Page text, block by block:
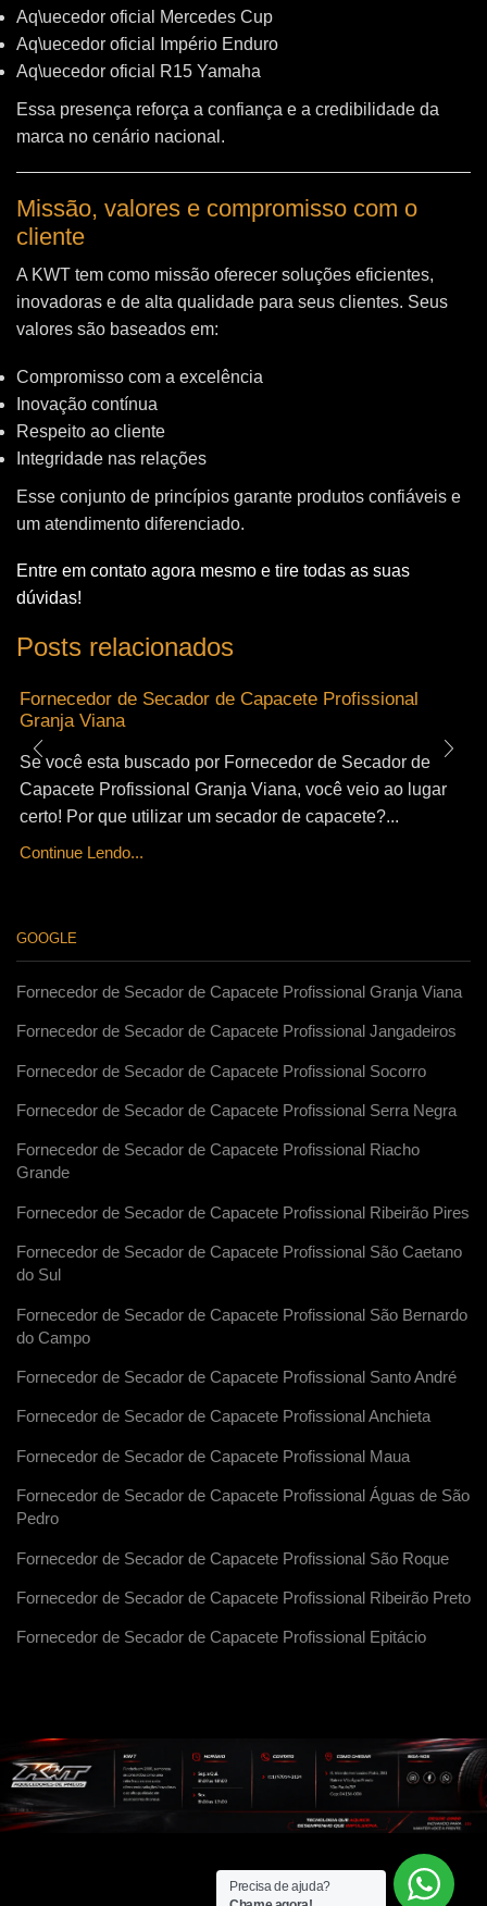
Aq\uecedor oficial Mercedes Cup
Aq\uecedor oficial Império Enduro
Aq\uecedor oficial R15 Yamaha
Essa presença reforça a confiança e a credibilidade da
marca no cenário nacional.
Missão, valores e compromisso com o
cliente
A KWT tem como missão oferecer soluções eficientes,
inovadoras e de alta qualidade para seus clientes. Seus
valores são baseados em:
Compromisso com a excelência
Inovação contínua
Respeito ao cliente
Integridade nas relações
Esse conjunto de princípios garante produtos confiáveis e
um atendimento diferenciado.
Entre em contato agora mesmo e tire todas as suas
dúvidas!
Posts relacionados
Fornecedor de Secador de Capacete Profissional
Granja Viana
Se você esta buscado por Fornecedor de Secador de
Capacete Profissional Granja Viana, você veio ao lugar
certo! Por que utilizar um secador de capacete?...
Continue Lendo...
GOOGLE
Fornecedor de Secador de Capacete Profissional Granja Viana
Fornecedor de Secador de Capacete Profissional Jangadeiros
Fornecedor de Secador de Capacete Profissional Socorro
Fornecedor de Secador de Capacete Profissional Serra Negra
Fornecedor de Secador de Capacete Profissional Riacho
Grande
Fornecedor de Secador de Capacete Profissional Ribeirão Pires
Fornecedor de Secador de Capacete Profissional São Caetano
do Sul
Fornecedor de Secador de Capacete Profissional São Bernardo
do Campo
Fornecedor de Secador de Capacete Profissional Santo André
Fornecedor de Secador de Capacete Profissional Anchieta
Fornecedor de Secador de Capacete Profissional Maua
Fornecedor de Secador de Capacete Profissional Águas de São
Pedro
Fornecedor de Secador de Capacete Profissional São Roque
Fornecedor de Secador de Capacete Profissional Ribeirão Preto
Fornecedor de Secador de Capacete Profissional Epitácio
Precisa de ajuda?